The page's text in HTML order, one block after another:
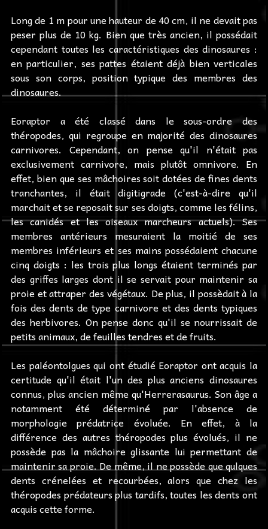
Long de 1 m pour une hauteur de 40 cm, il ne devait pas
peser plus de 10 kg. Bien que très ancien, il possédait
cependant toutes les caractéristiques des dinosaures :
en particulier, ses pattes étaient déjà bien verticales
sous son corps, position typique des membres des
dinosaures.
Eoraptor a été classé dans le sous-ordre des
théropodes, qui regroupe en majorité des dinosaures
carnivores. Cependant, on pense qu'il n'était pas
exclusivement carnivore, mais plutôt omnivore. En
effet, bien que ses mâchoires soit dotées de fines dents
tranchantes, il était digitigrade (c'est-à-dire qu'il
marchait et se reposait sur ses doigts, comme les félins,
les canidés et les oiseaux marcheurs actuels). Ses
membres antérieurs mesuraient la moitié de ses
membres inférieurs et ses mains possédaient chacune
cinq doigts : les trois plus longs étaient terminés par
des griffes larges dont il se servait pour maintenir sa
proie et attraper des végétaux. De plus, il possèdait à la
fois des dents de type carnivore et des dents typiques
des herbivores. On pense donc qu'il se nourrissait de
petits animaux, de feuilles tendres et de fruits.
Les paléontolgues qui ont étudié Eoraptor ont acquis la
certitude qu'il était l'un des plus anciens dinosaures
connus, plus ancien même qu'Herrerasaurus. Son âge a
notamment été déterminé par l'absence de
morphologie prédatrice évoluée. En effet, à la
différence des autres théropodes plus évolués, il ne
possède pas la mâchoire glissante lui permettant de
maintenir sa proie. De même, il ne possède que qulques
dents crénelées et recourbées, alors que chez les
théropodes prédateurs plus tardifs, toutes les dents ont
acquis cette forme.